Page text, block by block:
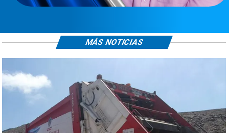
MÁS NOTICIAS